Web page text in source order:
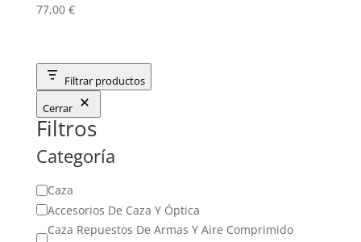
77,00 €
Filtrar productos
Cerrar
Filtros
Categoría
Categoría
Caza
Accesorios De Caza Y Óptica
Caza Repuestos De Armas Y Aire Comprimido